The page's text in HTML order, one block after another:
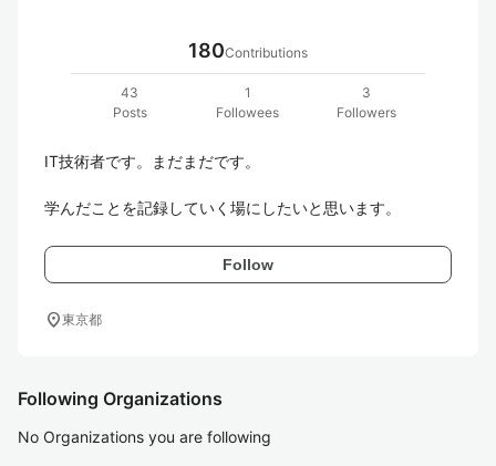
180Contributions
43
Posts
1
Followees
3
Followers
IT技術者です。まだまだです。
学んだことを記録していく場にしたいと思います。
Follow
location_on東京都
Following Organizations
No Organizations you are following